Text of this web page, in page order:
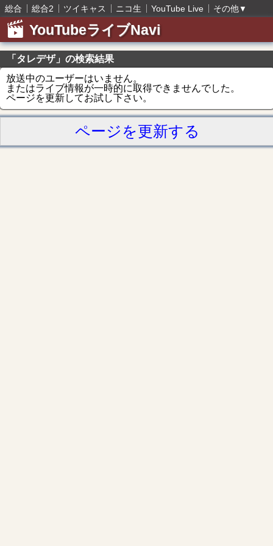
総合 総合2 ツイキャス ニコ生 YouTube Live その他▼
YouTubeライブNavi
「タレデザ」の検索結果
放送中のユーザーはいません。
またはライブ情報が一時的に取得できませんでした。
ページを更新してお試し下さい。
ページを更新する